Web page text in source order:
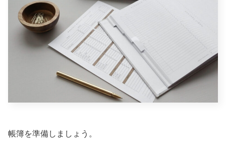
帳簿を準備しましょう。